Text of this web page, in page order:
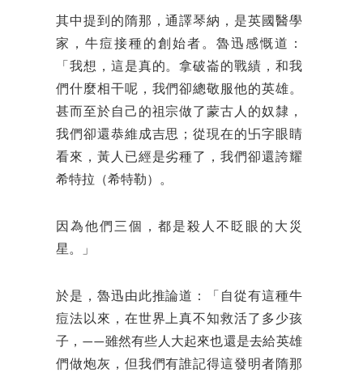
其中提到的隋那，通譯琴納，是英國醫學
家，牛痘接種的創始者。魯迅感慨道：
「我想，這是真的。拿破崙的戰績，和我
們什麼相干呢，我們卻總敬服他的英雄。
甚而至於自己的祖宗做了蒙古人的奴隸，
我們卻還恭維成吉思；從現在的卐字眼睛
看來，黃人已經是劣種了，我們卻還誇耀
希特拉（希特勒）。
因為他們三個，都是殺人不眨眼的大災
星。」
於是，魯迅由此推論道：「自從有這種牛
痘法以來，在世界上真不知救活了多少孩
子，——雖然有些人大起來也還是去給英雄
們做炮灰，但我們有誰記得這發明者隋那